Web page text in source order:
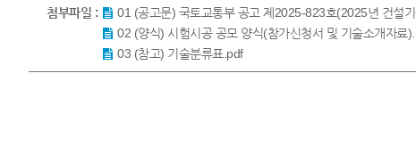
첨부파일 :
01 (공고문) 국토교통부 공고 제2025-823호(2025년 건설
02 (양식) 시험시공 공모 양식(참가신청서 및 기술소개자료
03 (참고) 기술분류표.pdf